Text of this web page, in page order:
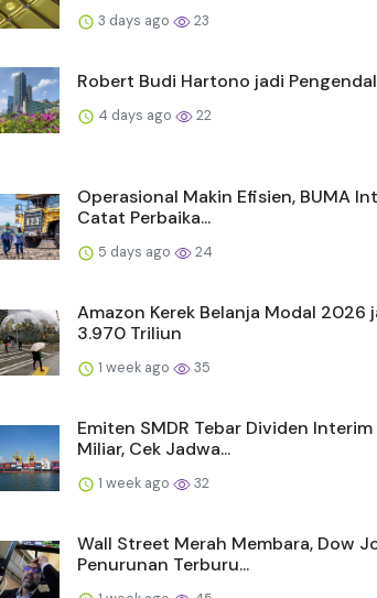
3 days ago 23
Robert Budi Hartono jadi
4 days ago 22
Operasional Makin Efisien, BUMA
Catat Perbaika...
5 days ago 24
Amazon Kerek Belanja Modal 2026
3.970 Triliun
1 week ago 35
Emiten SMDR Tebar Dividen
Miliar, Cek Jadwa...
1 week ago 32
Wall Street Merah Membara, Dow
Penurunan Terburu...